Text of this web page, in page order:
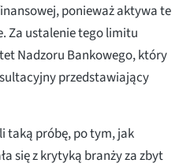
ponieważ aktywa te
Za ustalenie tego limitu
Nadzoru Bankowego, który
przedstawiający
taką próbę, po tym, jak
się z krytyką branży za zbyt